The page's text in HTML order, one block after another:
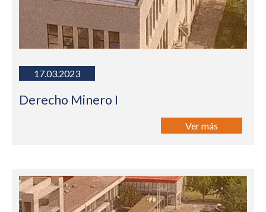
17.03.2023
Derecho Minero I
Ver más